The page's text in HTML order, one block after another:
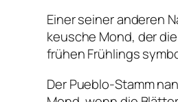
Einer seiner anderen
keusche Mond, der
frühen Frühlings
Der Pueblo-Stamm